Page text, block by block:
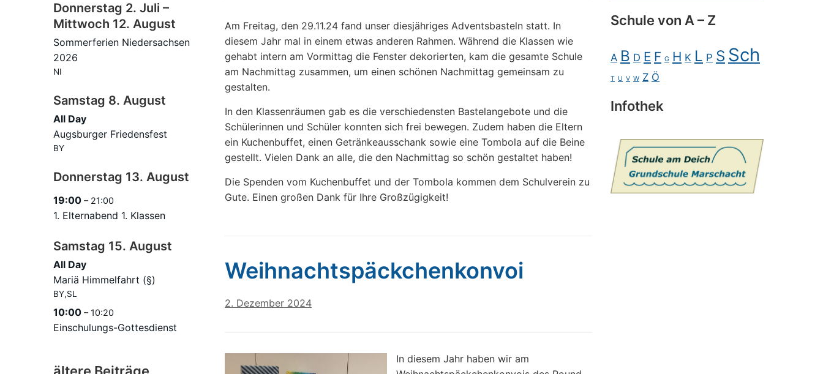
Donnerstag 2. Juli –
Mittwoch 12. August
Sommerferien Niedersachsen
2026
NI
Samstag 8. August
All Day
Augsburger Friedensfest
BY
Donnerstag 13. August
19:00 – 21:00
1. Elternabend 1. Klassen
Samstag 15. August
All Day
Mariä Himmelfahrt (§)
BY,SL
10:00 – 10:20
Einschulungs-Gottesdienst
Am Freitag, den 29.11.24 fand unser diesjähriges Adventsbasteln statt. In
diesem Jahr mal in einem etwas anderen Rahmen. Während die Klassen wie
gehabt intern am Vormittag die Fenster dekorierten, kam die gesamte Schule
am Nachmittag zusammen, um einen schönen Nachmittag gemeinsam zu
gestalten.
In den Klassenräumen gab es die verschiedensten Bastelangebote und die
Schülerinnen und Schüler konnten sich frei bewegen. Zudem haben die Eltern
ein Kuchenbuffet, einen Getränkeausschank sowie eine Tombola auf die Beine
gestellt. Vielen Dank an alle, die den Nachmittag so schön gestaltet haben!
Die Spenden vom Kuchenbuffet und der Tombola kommen dem Schulverein zu
Gute. Einen großen Dank für Ihre Großzügigkeit!
Weihnachtspäckchenkonvoi
2. Dezember 2024
In diesem Jahr haben wir am
Schule von A – Z
A B D E F G H K L P S Sch
T U V W Z Ö
Infothek